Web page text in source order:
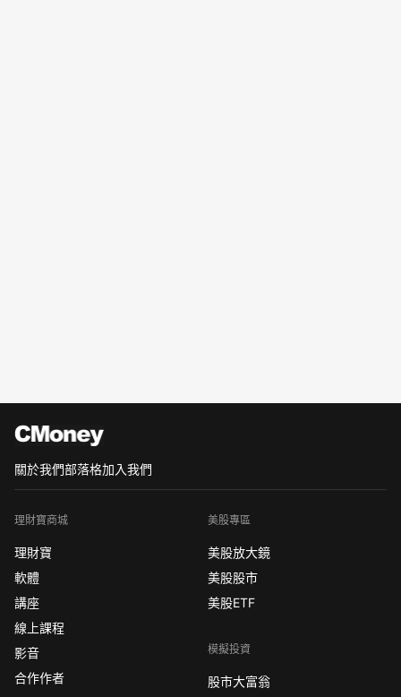
關於我們部落格加入我們
理財寶商城
理財寶
軟體
講座
線上課程
影音
合作作者
美股專區
美股放大鏡
美股股市
美股ETF
模擬投資
股市大富翁